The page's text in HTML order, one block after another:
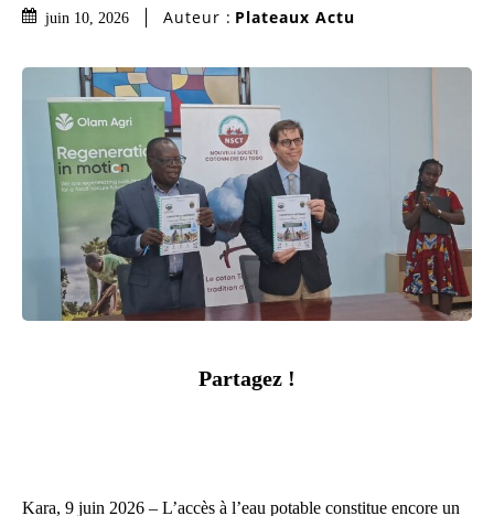
juin 10, 2026 Auteur : Plateaux Actu
Partagez !
Kara, 9 juin 2026 – L’accès à l’eau potable constitue encore un